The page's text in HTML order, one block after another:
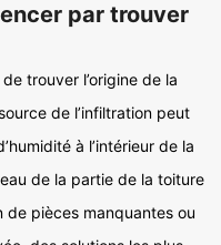
par trouver
trouver l’origine de la
de l’infiltration peut
à l’intérieur de la
de la partie de la toiture
pièces manquantes ou